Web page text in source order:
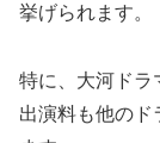
挙げられます。
特に、大河ドラ
出演料も他のド